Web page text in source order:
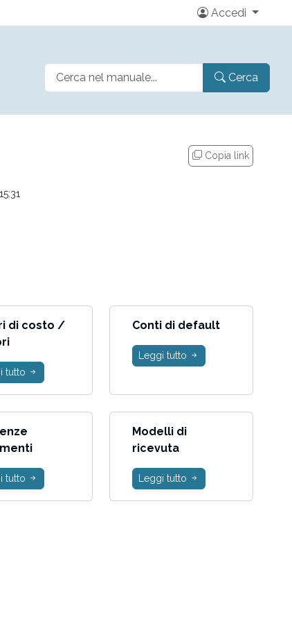
Accedi
Cerca
Copia link
di costo /
tutto
Conti di default
Leggi tutto
tutto
Modelli di
ricevuta
Leggi tutto